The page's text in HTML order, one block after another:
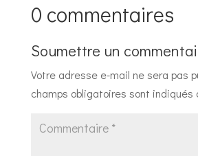
0 commentaires
Soumettre un
Votre adresse e-mail ne sera pas
champs obligatoires sont indiqués